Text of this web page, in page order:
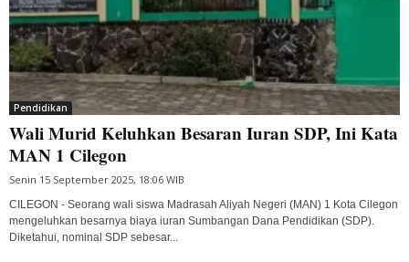
Pendidikan
Wali Murid Keluhkan Besaran Iuran SDP, Ini Kata
MAN 1 Cilegon
Senin 15 September 2025, 18:06 WIB
CILEGON - Seorang wali siswa Madrasah Aliyah Negeri (MAN) 1 Kota Cilegon
mengeluhkan besarnya biaya iuran Sumbangan Dana Pendidikan (SDP).
Diketahui, nominal SDP sebesar...